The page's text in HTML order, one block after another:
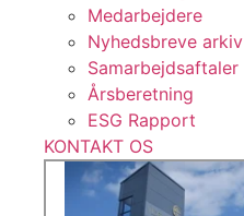
Medarbejdere
Nyhedsbreve arkiv
Samarbejdsaftaler
Årsberetning
ESG Rapport
KONTAKT OS